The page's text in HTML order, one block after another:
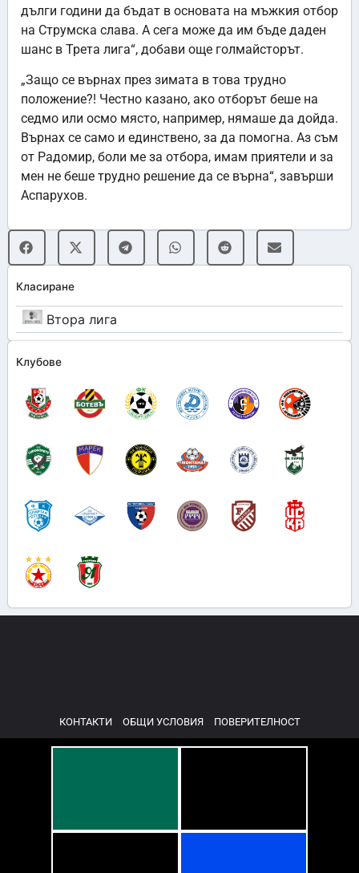
Класиране
Втора лига
Клубове
дълги години да бъдат в основата на мъжкия отбор
на Струмска слава. А сега може да им бъде даден
шанс в Трета лига“, добави още голмайсторът.
„Защо се върнах през зимата в това трудно
положение?! Честно казано, ако отборът беше на
седмо или осмо място, например, нямаше да дойда.
Върнах се само и единствено, за да помогна. Аз съм
от Радомир, боли ме за отбора, имам приятели и за
мен не беше трудно решение да се върна“, завърши
Аспарухов.
КОНТАКТИ ОБЩИ УСЛОВИЯ ПОВЕРИТЕЛНОСТ